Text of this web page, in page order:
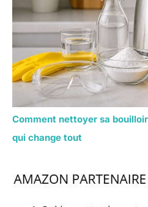
Comment nettoyer sa
qui change tout